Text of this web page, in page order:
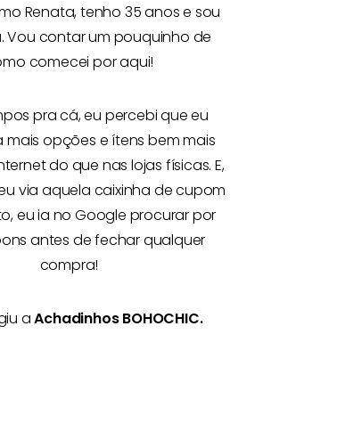
Renata, tenho 35 anos e sou
Vou contar um pouquinho de
comecei por aqui!
pra cá, eu percebi que eu
mais opções eítens bem mais
do que nas lojas físicas. E,
via aquela caixinha de cupom
eu ia no Google procurar por
antes de fechar qualquer
compra!
aAchadinhos BOHOCHIC.